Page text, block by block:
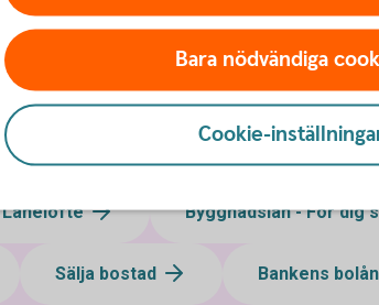
Lånelöfte Byggnadslån - För dig
Sälja bostad Bankens
Bara nödvändiga
Cookie-